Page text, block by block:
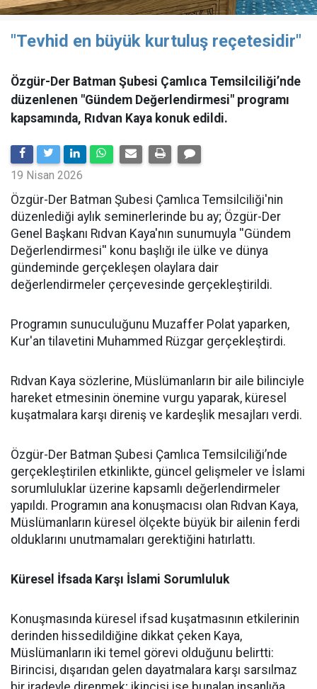
"Tevhid en büyük kurtuluş reçetesidir"
Özgür-Der Batman Şubesi Çamlıca Temsilciliği’nde
düzenlenen "Gündem Değerlendirmesi" programı
kapsamında, Rıdvan Kaya konuk edildi.
19 Nisan 2026
​Özgür-Der Batman Şubesi Çamlıca Temsilciliği'nin
düzenlediği aylık seminerlerinde bu ay; Özgür-Der
Genel Başkanı Rıdvan Kaya'nın sunumuyla ''Gündem
Değerlendirmesi'' konu başlığı ile ülke ve dünya
gündeminde gerçekleşen olaylara dair
değerlendirmeler çerçevesinde gerçekleştirildi.
Programın sunuculuğunu Muzaffer Polat yaparken,
Kur'an tilavetini Muhammed Rüzgar gerçekleştirdi.
Rıdvan Kaya sözlerine, Müslümanların bir aile bilinciyle
hareket etmesinin önemine vurgu yaparak, küresel
kuşatmalara karşı direniş ve kardeşlik mesajları verdi.
Özgür-Der Batman Şubesi Çamlıca Temsilciliği’nde
gerçekleştirilen etkinlikte, güncel gelişmeler ve İslami
sorumluluklar üzerine kapsamlı değerlendirmeler
yapıldı. Programın ana konuşmacısı olan Rıdvan Kaya,
Müslümanların küresel ölçekte büyük bir ailenin ferdi
olduklarını unutmamaları gerektiğini hatırlattı.
Küresel İfsada Karşı İslami Sorumluluk
Konuşmasında küresel ifsad kuşatmasının etkilerinin
derinden hissedildiğine dikkat çeken Kaya,
Müslümanların iki temel görevi olduğunu belirtti:
Birincisi, dışarıdan gelen dayatmalara karşı sarsılmaz